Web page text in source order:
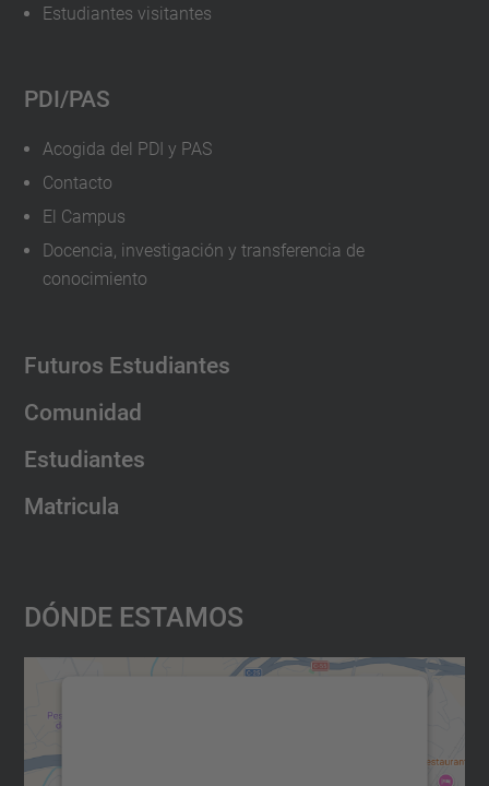
Estudiantes visitantes
PDI/PAS
Acogida del PDI y PAS
Contacto
El Campus
Docencia, investigación y transferencia de
conocimiento
Futuros Estudiantes
Comunidad
Estudiantes
Matricula
Dónde Estamos